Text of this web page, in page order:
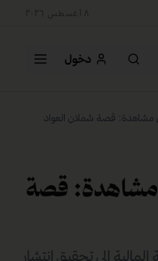
٨ أغسطس ٢٠٢٦
دخول